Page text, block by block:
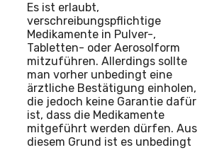
Es ist erlaubt,
verschreibungspflichtige
Medikamente in Pulver-,
Tabletten- oder Aerosolform
mitzuführen. Allerdings sollte
man vorher unbedingt eine
ärztliche Bestätigung einholen,
die jedoch keine Garantie dafür
ist, dass die Medikamente
mitgeführt werden dürfen. Aus
diesem Grund ist es unbedingt